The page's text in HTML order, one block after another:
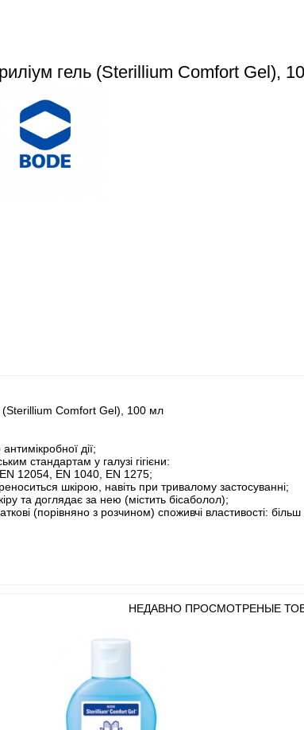
гель (Sterillium Comfort Gel),
(Sterillium Comfort Gel), 100 мл
дії;
стандартам у галузі гігієни:
12054, EN 1040, EN 1275;
шкірою, навіть при тривалому застосуванні;
та доглядає за нею (містить бісаболол);
(порівняно з розчином) споживчі властивості: більш
НЕДАВНО ПРОСМОТРЕНЫЕ